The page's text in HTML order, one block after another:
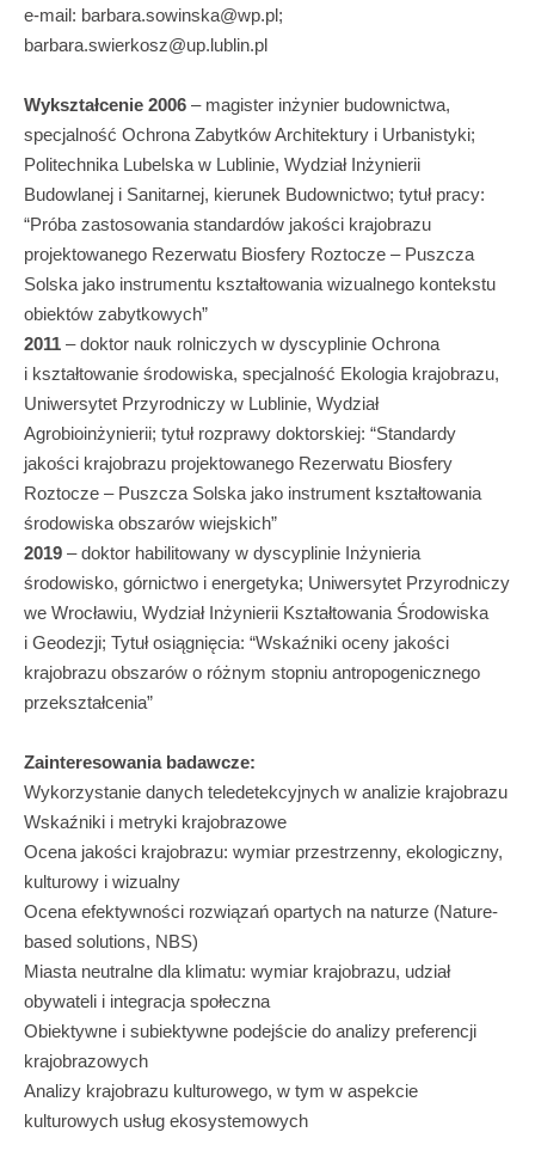
e-mail: barbara.sowinska@wp.pl;
barbara.swierkosz@up.lublin.pl
Wykształcenie 2006 – magister inżynier budownictwa,
specjalność Ochrona Zabytków Architektury i Urbanistyki;
Politechnika Lubelska w Lublinie, Wydział Inżynierii
Budowlanej i Sanitarnej, kierunek Budownictwo; tytuł pracy:
“Próba zastosowania standardów jakości krajobrazu
projektowanego Rezerwatu Biosfery Roztocze – Puszcza
Solska jako instrumentu kształtowania wizualnego kontekstu
obiektów zabytkowych”
2011 – doktor nauk rolniczych w dyscyplinie Ochrona
i kształtowanie środowiska, specjalność Ekologia krajobrazu,
Uniwersytet Przyrodniczy w Lublinie, Wydział
Agrobioinżynierii; tytuł rozprawy doktorskiej: “Standardy
jakości krajobrazu projektowanego Rezerwatu Biosfery
Roztocze – Puszcza Solska jako instrument kształtowania
środowiska obszarów wiejskich”
2019 – doktor habilitowany w dyscyplinie Inżynieria
środowisko, górnictwo i energetyka; Uniwersytet Przyrodniczy
we Wrocławiu, Wydział Inżynierii Kształtowania Środowiska
i Geodezji; Tytuł osiągnięcia: “Wskaźniki oceny jakości
krajobrazu obszarów o różnym stopniu antropogenicznego
przekształcenia”
Zainteresowania badawcze:
Wykorzystanie danych teledetekcyjnych w analizie krajobrazu
Wskaźniki i metryki krajobrazowe
Ocena jakości krajobrazu: wymiar przestrzenny, ekologiczny,
kulturowy i wizualny
Ocena efektywności rozwiązań opartych na naturze (Nature-
based solutions, NBS)
Miasta neutralne dla klimatu: wymiar krajobrazu, udział
obywateli i integracja społeczna
Obiektywne i subiektywne podejście do analizy preferencji
krajobrazowych
Analizy krajobrazu kulturowego, w tym w aspekcie
kulturowych usług ekosystemowych